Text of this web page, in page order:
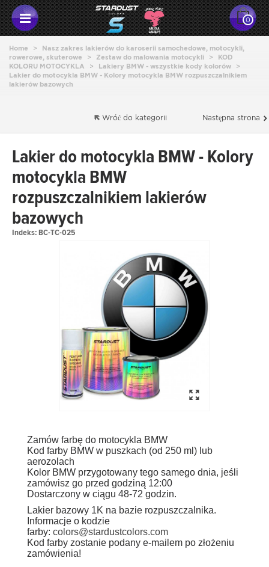
0
Home >
Nasz zakres lakierów do karoserii samochedowe, motocykli,
rowerowe, skuterowe
> Zestaw do malowania motocykli >
KOD
KOLORU MOTOCYKLA
> Lakiery BMW - wszystkie kody kolorów
>
Lakier do motocykla BMW - Kolory motocykla BMW rozpuszczalnikiem
lakierów bazowych
Następna strona
Wróć do kategorii
Lakier do motocykla BMW - Kolory
motocykla BMW
rozpuszczalnikiem lakierów
bazowych
Indeks:BC-TC-025
Zamów farbę do motocykla BMW
Kod farby BMW w puszkach (od 250 ml) lub
aerozolach
Kolor BMW przygotowany tego samego dnia, jeśli
zamówisz go przed godziną 12:00
Dostarczony w ciągu 48-72 godzin.
Lakier bazowy 1K na bazie rozpuszczalnika.
Informacje o kodzie
farby: colors@stardustcolors.com
Kod farby zostanie podany e-mailem po złożeniu
zamówienia!